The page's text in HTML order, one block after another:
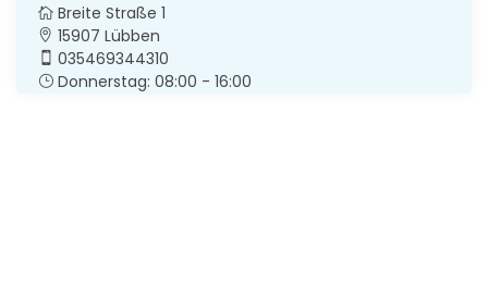
Breite Straße 1
15907 Lübben
035469344310
Donnerstag: 08:00 - 16:00